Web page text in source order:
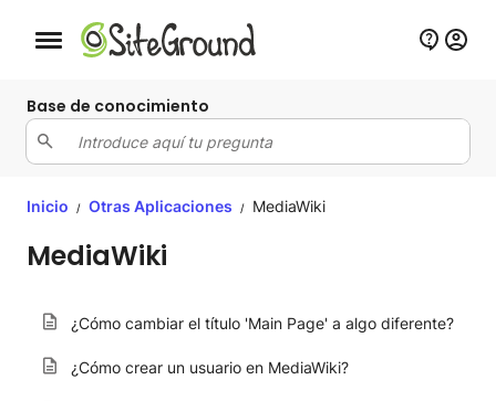
Botón de navegación móvil
Base de conocimiento
Inicio / Otras Aplicaciones / MediaWiki
MediaWiki
¿Cómo cambiar el título 'Main Page' a algo diferente?
¿Cómo crear un usuario en MediaWiki?